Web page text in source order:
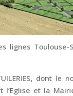
lignes Toulouse-
dont le
l’Eglise et la